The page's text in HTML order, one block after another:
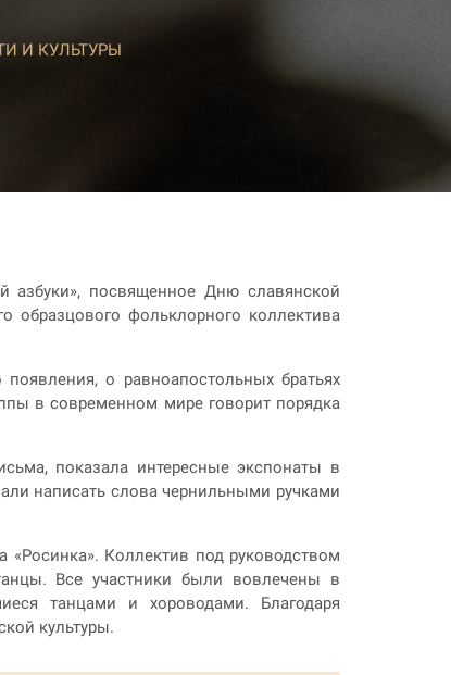
И КУЛЬТУРЫ
азбуки», посвященное Дню славянской
образцового фольклорного коллектива
о равноапостольных братьях
в современном мире говорит порядка
показала интересные экспонаты в
написать слова чернильными ручками
«Росинка». Коллектив под руководством
Все участники были вовлечены в
танцами и хороводами. Благодаря
культуры.